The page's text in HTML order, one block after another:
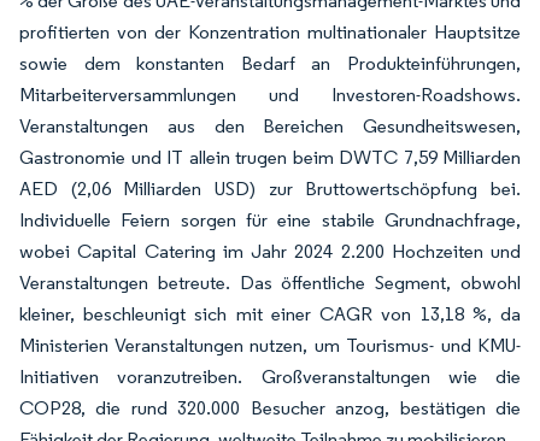
profitierten von der Konzentration multinationaler Hauptsitze
sowie dem konstanten Bedarf an Produkteinführungen,
Mitarbeiterversammlungen und Investoren-Roadshows.
Veranstaltungen aus den Bereichen Gesundheitswesen,
Gastronomie und IT allein trugen beim DWTC 7,59 Milliarden
AED (2,06 Milliarden USD) zur Bruttowertschöpfung bei.
Individuelle Feiern sorgen für eine stabile Grundnachfrage,
wobei Capital Catering im Jahr 2024 2.200 Hochzeiten und
Veranstaltungen betreute. Das öffentliche Segment, obwohl
kleiner, beschleunigt sich mit einer CAGR von 13,18 %, da
Ministerien Veranstaltungen nutzen, um Tourismus- und KMU-
Initiativen voranzutreiben. Großveranstaltungen wie die
COP28, die rund 320.000 Besucher anzog, bestätigen die